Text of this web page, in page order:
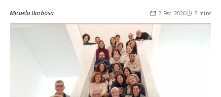
Micaela Barbosa 2 Fev. 2026 5 mins